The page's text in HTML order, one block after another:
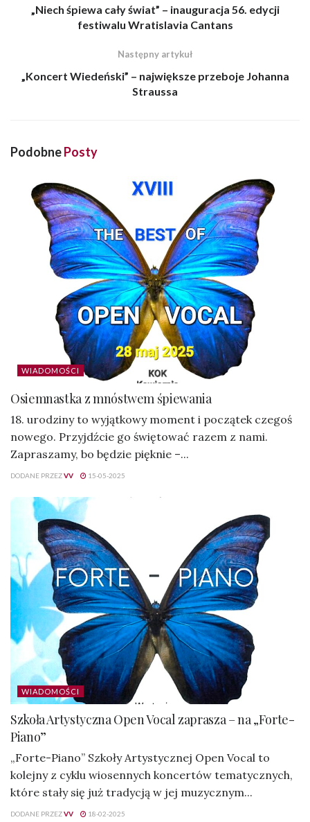
„Niech śpiewa cały świat” – inauguracja 56. edycji
festiwalu Wratislavia Cantans
Następny artykuł
„Koncert Wiedeński” – największe przeboje Johanna
Straussa
PodobnePosty
WIADOMOŚCI
Osiemnastka z mnóstwem śpiewania
18. urodziny to wyjątkowy moment i początek czegoś
nowego. Przyjdźcie go świętować razem z nami.
Zapraszamy, bo będzie pięknie –...
DODANE PRZEZVV 15-05-2025
WIADOMOŚCI
Szkoła Artystyczna Open Vocal zaprasza – na „Forte-
Piano”
„Forte-Piano” Szkoły Artystycznej Open Vocal to
kolejny z cyklu wiosennych koncertów tematycznych,
które stały się już tradycją w jej muzycznym...
DODANE PRZEZVV 18-02-2025